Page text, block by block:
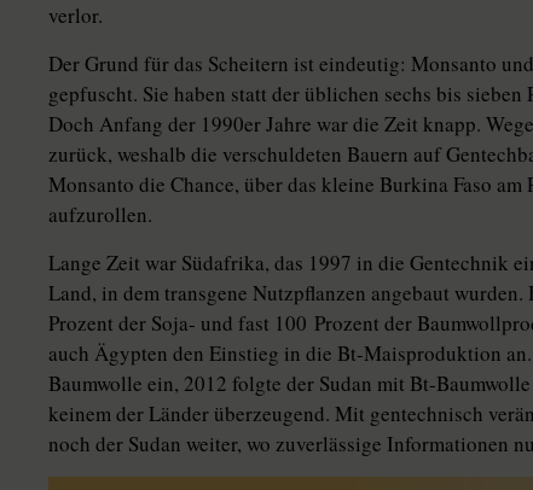
verlor.
Der Grund für das Scheitern ist eindeutig: Monsanto
gepfuscht. Sie haben statt der üblichen sechs bis
Doch Anfang der 1990er Jahre war die Zeit knapp.
zurück, weshalb die verschuldeten Bauern auf
Monsanto die Chance, über das kleine Burkina Faso
aufzurollen.
Lange Zeit war Südafrika, das 1997 in die Gentechnik
Land, in dem transgene Nutzpflanzen angebaut
Prozent der Soja- und fast 100 Prozent der
auch Ägypten den Einstieg in die Bt-Maisproduktion
Baumwolle ein, 2012 folgte der Sudan mit Bt-
keinem der Länder überzeugend. Mit gentechnisch
noch der Sudan weiter, wo zuverlässige Informa­tio­nen